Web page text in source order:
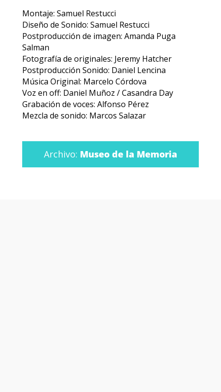
Montaje: Samuel Restucci
Diseño de Sonido: Samuel Restucci
Postproducción de imagen: Amanda Puga
Salman
Fotografía de originales: Jeremy Hatcher
Postproducción Sonido: Daniel Lencina
Música Original: Marcelo Córdova
Voz en off: Daniel Muñoz / Casandra Day
Grabación de voces: Alfonso Pérez
Mezcla de sonido: Marcos Salazar
Archivo: Museo de la Memoria